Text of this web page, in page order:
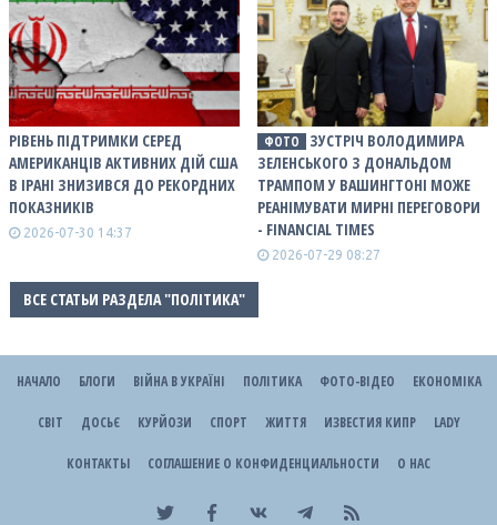
РІВЕНЬ ПІДТРИМКИ СЕРЕД
АМЕРИКАНЦІВ АКТИВНИХ ДІЙ США
В ІРАНІ ЗНИЗИВСЯ ДО РЕКОРДНИХ
ПОКАЗНИКІВ
2026-07-30 14:37
ФОТО
ЗУСТРІЧ ВОЛОДИМИРА
ЗЕЛЕНСЬКОГО З ДОНАЛЬДОМ
ТРАМПОМ У ВАШИНГТОНІ МОЖЕ
РЕАНІМУВАТИ МИРНІ ПЕРЕГОВОРИ
- FINANCIAL TIMES
2026-07-29 08:27
ВСЕ СТАТЬИ РАЗДЕЛА "ПОЛІТИКА"
НАЧАЛО БЛОГИ ВІЙНА В УКРАЇНІ ПОЛІТИКА ФОТО-ВІДЕО ЕКОНОМІКА
СВІТ ДОСЬЄ КУРЙОЗИ СПОРТ ЖИТТЯ ИЗВЕСТИЯ КИПР LADY
КОНТАКТЫ СОГЛАШЕНИЕ О КОНФИДЕНЦИАЛЬНОСТИ О НАС